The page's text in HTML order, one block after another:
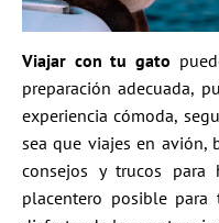
Viajar con tu gato
preparación adecuada,
experiencia cómoda,
sea que viajes en avión,
consejos y trucos
placentero posible